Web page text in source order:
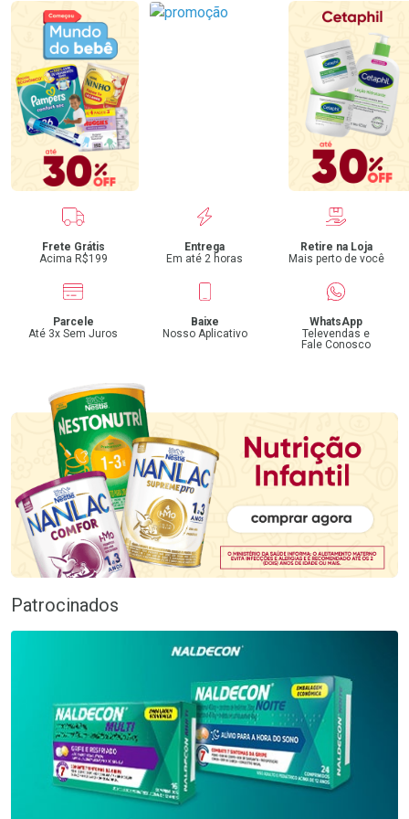
Benefícios
Frete Grátis
Acima R$199
Entrega
Em até 2 horas
Retire na Loja
Mais perto de você
Parcele
Até 3x Sem Juros
Baixe
Nosso Aplicativo
WhatsApp
Televendas e
Fale Conosco
Patrocinados